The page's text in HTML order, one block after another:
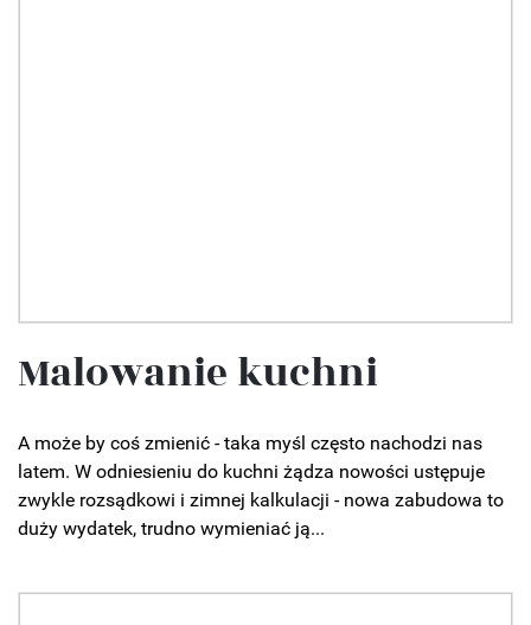
Malowanie kuchni
A może by coś zmienić - taka myśl często nachodzi nas
latem. W odniesieniu do kuchni żądza nowości ustępuje
zwykle rozsądkowi i zimnej kalkulacji - nowa zabudowa to
duży wydatek, trudno wymieniać ją...